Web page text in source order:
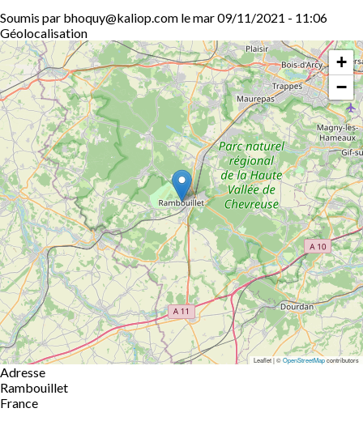
Soumis par bhoquy@kaliop.com lemar 09/11/2021 - 11:06
Géolocalisation
+
−
Leaflet | ©OpenStreetMapcontributors
Adresse
Rambouillet
France